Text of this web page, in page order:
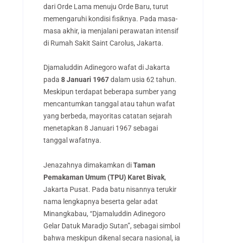
dari Orde Lama menuju Orde Baru, turut
memengaruhi kondisi fisiknya. Pada masa-
masa akhir, ia menjalani perawatan intensif
di Rumah Sakit Saint Carolus, Jakarta.
Djamaluddin Adinegoro wafat di Jakarta
pada 8 Januari 1967dalam usia 62 tahun.
Meskipun terdapat beberapa sumber yang
mencantumkan tanggal atau tahun wafat
yang berbeda, mayoritas catatan sejarah
menetapkan 8 Januari 1967 sebagai
tanggal wafatnya.
Jenazahnya dimakamkan diTaman
Pemakaman Umum (TPU) Karet Bivak,
Jakarta Pusat. Pada batu nisannya terukir
nama lengkapnya beserta gelar adat
Minangkabau, “Djamaluddin Adinegoro
Gelar Datuk Maradjo Sutan”, sebagai simbol
bahwa meskipun dikenal secara nasional, ia